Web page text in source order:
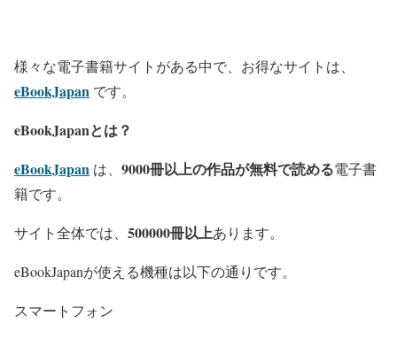
様々な電子書籍サイトがある中で、お得なサイトは、
eBookJapan です。
eBookJapanとは？
eBookJapan は、 9000冊以上の作品が無料で読める電子書
籍です。
サイト全体では、 500000冊以上あります。
eBookJapanが使える機種は以下の通りです。
スマートフォン